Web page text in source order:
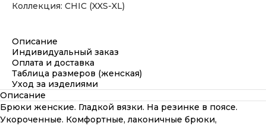
Коллекция: CHIC (XXS-XL)
Описание
Индивидуальный заказ
Оплата и доставка
Таблица размеров (женская)
Уход за изделиями
Описание
Брюки женские. Гладкой вязки. На резинке в поясе.
Укороченные. Комфортные, лаконичные брюки,